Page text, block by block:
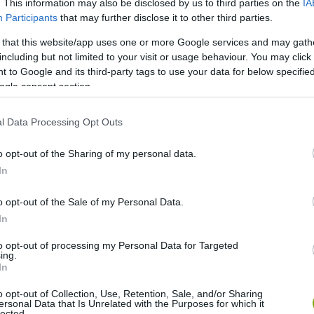
This information may also be disclosed by us to third parties on the
Participants that may further disclose it to other third parties.
that this website/app uses one or more Google services and may
but not limited to your visit or usage behaviour. You may
to Google and its third-party tags to use your data for below
consent section.
Data Processing Opt Outs
opt-out of the Sharing of my personal data.
opt-out of the Sale of my Personal Data.
opt-out of processing my Personal Data for Targeted
opt-out of Collection, Use, Retention, Sale, and/or Sharing
Data that Is Unrelated with the Purposes for which it
A hangtérkép egy nyitott
vehet, hallgatózhat, de fel
hangja, a fák közelsége, a természet nyugtató
rádöbbentek, hogy mennyire hiányzik nekik a kapcsolat
a madarak csicsergése, az állatok neszezése, az
azt tervezik, hogy művészek segítségével zenévé,
hangjait a jövő évi Timber Fesztiválra.
és hallgatni a kínai, panamai vagy kanadai erők hangjait.
a magyar erdőségekben is! Különösen most, ebben a
hogy még ilyen erdőkkel rendelkezünk.